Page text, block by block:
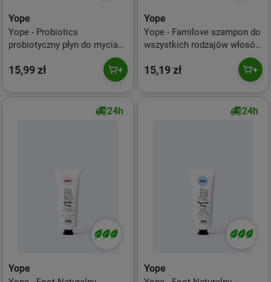
Yope
Yope - Probiotics
probiotyczny płyn do mycia
kabin prysznicowych 500ml
15,99 zł
Yope
Yope - Familove szampon do
wszystkich rodzajów włosów
Kwitnąca Bergamotka 750ml
15,19 zł
24h
Yope
24h
Yope